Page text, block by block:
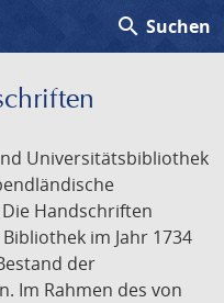
search Suchen
Universitätsbibliothek
Handschriften
im Jahr 1734
der
Im Rahmen des von